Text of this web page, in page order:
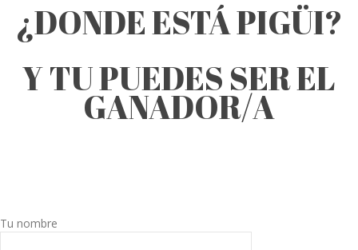
¿DONDE ESTÁ PIGÜI?
Y TU PUEDES SER EL
GANADOR/A
Tu nombre